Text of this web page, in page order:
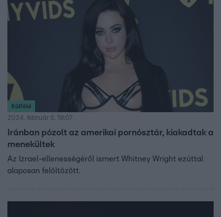
Külföld
2024. február 5. 19:07
Iránban pózolt az amerikai pornósztár, kiakadtak a
menekültek
Az Izrael-ellenességéről ismert Whitney Wright ezúttal
alaposan felöltözött.